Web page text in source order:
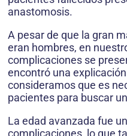
anastomosis.
A pesar de que la gran
eran hombres, en
complicaciones se
encontró una
consideramos que es
pacientes para buscar
La edad avanzada fue
complicaciones, lo que